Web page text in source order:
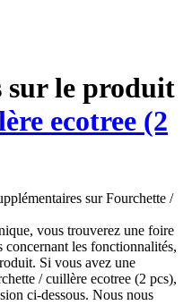
sur le produit
ecotree (2
sur Fourchette /
vous trouverez une foire
concernant les fonctionnalités,
Si vous avez une
/ cuillère ecotree (2 pcs),
ci-dessous. Nous nous